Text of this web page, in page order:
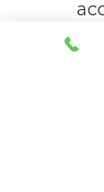
Prenons le